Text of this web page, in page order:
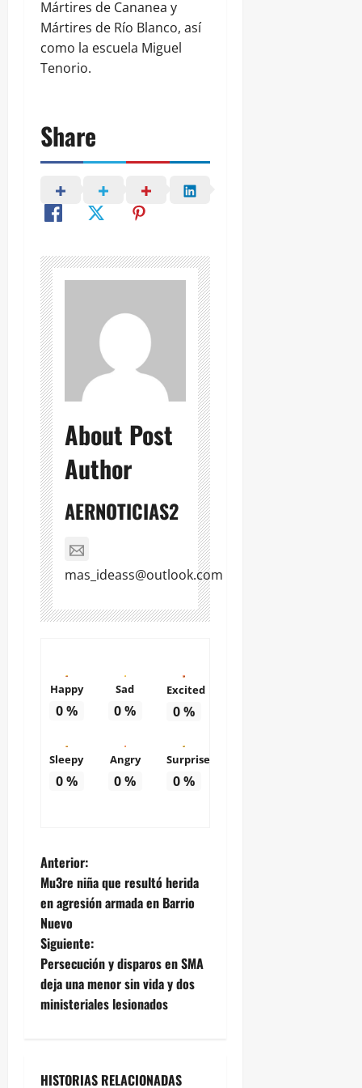
Mártires de Cananea y
Mártires de Río Blanco, así
como la escuela Miguel
Tenorio.
Share
About Post
Author
AERNOTICIAS2
mas_ideass@outlook.com
Happy
0%
Sad
0%
Excited
0%
Sleepy
0%
Angry
0%
Surprise
0%
N
a
v
e
g
c
Anterior:
Mu3re niña que resultó herida
en agresión armada en Barrio
Nuevo
Siguiente:
Persecución y disparos en SMA
deja una menor sin vida y dos
ministeriales lesionados
HISTORIAS RELACIONADAS